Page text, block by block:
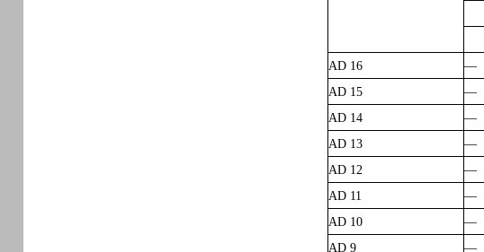
AD 16
—
AD 15
—
AD 14
—
AD 13
—
AD 12
—
AD 11
—
AD 10
—
AD 9
—